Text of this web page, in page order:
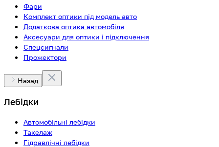
Фари
Комплект оптики під модель авто
Додаткова оптика автомобіля
Аксесуари для оптики і підключення
Спецсигнали
Прожектори
Назад
Лебідки
Автомобільні лебідки
Такелаж
Гідравлічні лебідки